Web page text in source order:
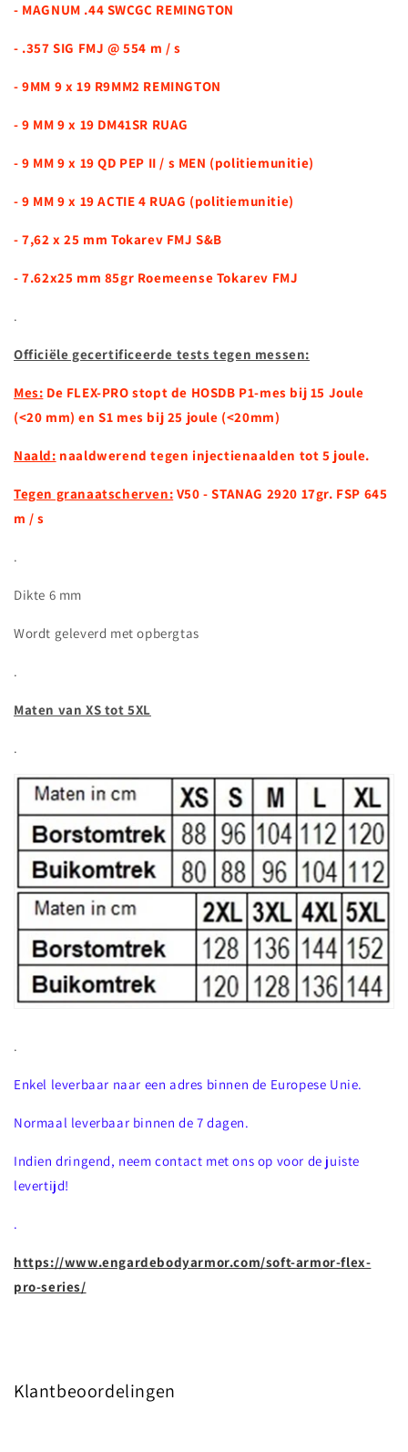
- MAGNUM .44 SWCGC REMINGTON
- .357 SIG FMJ @ 554 m / s
- 9MM 9 x 19 R9MM2 REMINGTON
- 9 MM 9 x 19 DM41SR RUAG
- 9 MM 9 x 19 QD PEP II / s MEN (politiemunitie)
- 9 MM 9 x 19 ACTIE 4 RUAG (politiemunitie)
- 7,62 x 25 mm Tokarev FMJ S&B
- 7.62x25 mm 85gr Roemeense Tokarev FMJ
.
Officiële gecertificeerde tests tegen messen:
Mes: De FLEX-PRO stopt de HOSDB P1-mes bij 15 Joule
(<20 mm) en S1 mes bij 25 joule (<20mm)
Naald: naaldwerend tegen injectienaalden tot 5 joule.
Tegen granaatscherven: V50 - STANAG 2920 17gr. FSP 645
m / s
.
Dikte 6 mm
Wordt geleverd met opbergtas
.
Maten van XS tot 5XL
.
.
Enkel leverbaar naar een adres binnen de Europese Unie.
Normaal leverbaar binnen de 7 dagen.
Indien dringend, neem contact met ons op voor de juiste
levertijd!
.
https://www.engardebodyarmor.com/soft-armor-flex-
pro-series/
Klantbeoordelingen